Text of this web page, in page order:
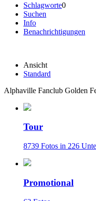
Schlagworte0
Suchen
Info
Benachrichtigungen
Ansicht
Standard
Alphaville Fanclub Golden
Tour
8739 Fotos in 226
Promotional